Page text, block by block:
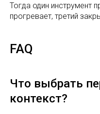
Тогда один инструмент
прогревает, третий
FAQ
Что выбрать
контекст?